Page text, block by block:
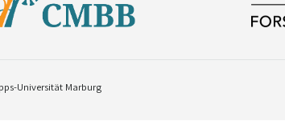
Universität Marburg